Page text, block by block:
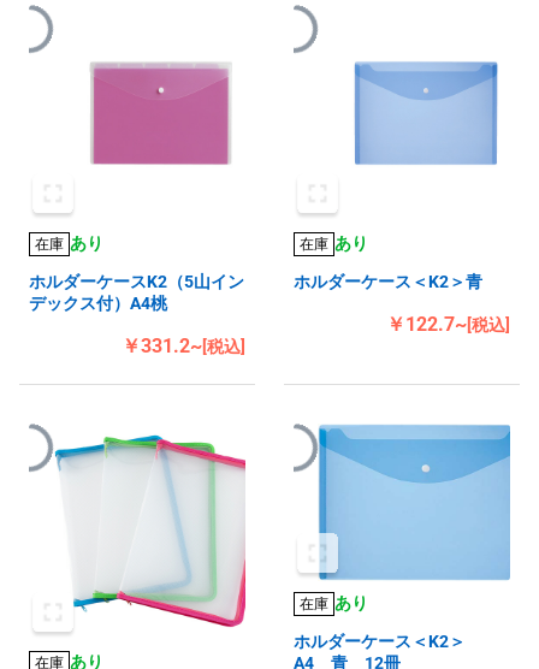
在庫 あり
ホルダーケースK2（5山イン
デックス付）A4桃
￥331.2~[税込]
在庫 あり
ホルダーケース＜K2＞青
￥122.7~[税込]
在庫 あり
在庫 あり
ホルダーケース＜K2＞
A4 青 12冊